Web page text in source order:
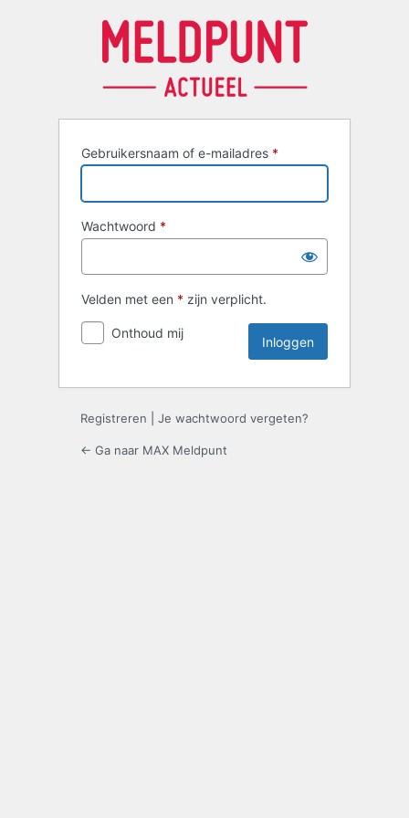
Gebruikersnaam of e-mailadres *
Wachtwoord *
Velden met een * zijn verplicht.
Onthoud mij
Registreren Je wachtwoord vergeten?
← Ga naar MAX Meldpunt